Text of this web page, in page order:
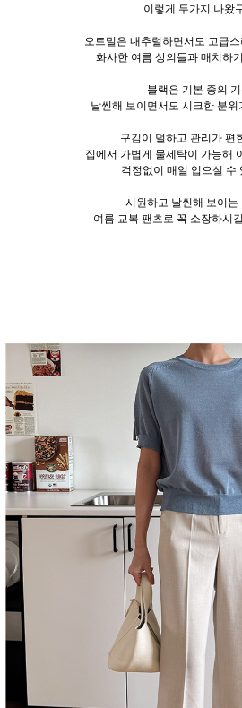
이렇게 두가지 나왔
오트밀은 내추럴하면서도 고급
화사한 여름 상의들과 매치하
블랙은 기본 중의
날씬해 보이면서도 시크한 분위
구김이 덜하고 관리가 편
집에서 가볍게 물세탁이 가능해
걱정없이 매일 입으실 수
시원하고 날씬해 보이는
여름 교복 팬츠로 꼭 소장하시